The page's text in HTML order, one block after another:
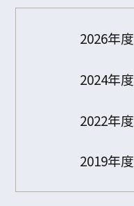
2026年度
2024年度
2022年度
2019年度